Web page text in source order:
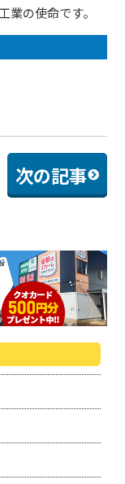
業の使命です。
次の記事